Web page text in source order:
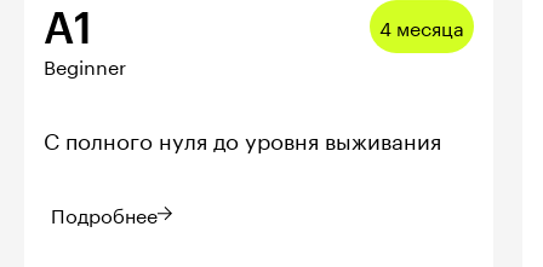
A1
Beginner
4 месяца
С полного нуля до уровня выживания
Подробнее